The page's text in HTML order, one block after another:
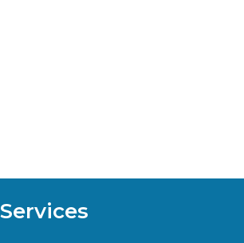
Services